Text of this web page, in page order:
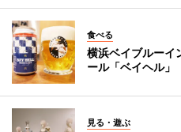
食べる
横浜ベイブルー
ール「ベイヘル」
見る・遊ぶ